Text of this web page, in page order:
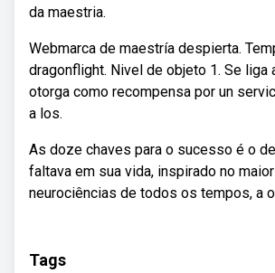
da maestria.
Webmarca de maestría despierta.
dragonflight. Nivel de objeto 1. Se liga
otorga como recompensa por un
a los.
As doze chaves para o sucesso é o
faltava em sua vida, inspirado no
neurociências de todos os tempos, a
Tags